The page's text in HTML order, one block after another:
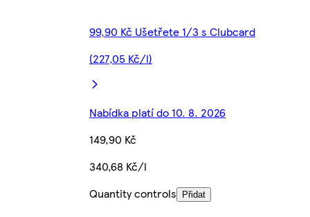
99,90 Kč Ušetřete 1/3 s Clubcard
(227,05 Kč/l)
Nabídka platí do 10. 8. 2026
149,90 Kč
340,68 Kč/l
Quantity controls
Přidat